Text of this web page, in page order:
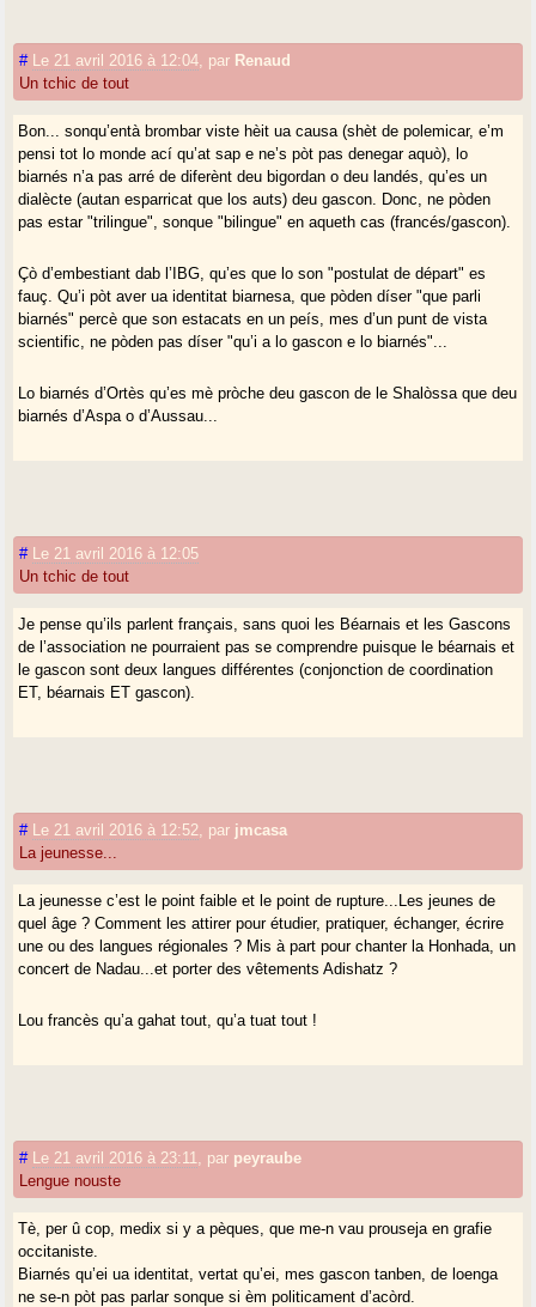
# Le 21 avril 2016 à 12:04 par Renaud
Un tchic de tout
Bon... sonqu’entà brombar viste hèit ua causa (shèt de polemicar, e’m
pensi tot lo monde ací qu’at sap e ne’s pòt pas denegar aquò), lo
biarnés n’a pas arré de diferènt deu bigordan o deu landés, qu’es un
dialècte (autan esparricat que los auts) deu gascon. Donc, ne pòden
pas estar "trilingue", sonque "bilingue" en aqueth cas (francés/gascon).
Çò d’embestiant dab l’IBG, qu’es que lo son "postulat de départ" es
fauç. Qu’i pòt aver ua identitat biarnesa, que pòden díser "que parli
biarnés" percè que son estacats en un peís, mes d’un punt de vista
scientific, ne pòden pas díser "qu’i a lo gascon e lo biarnés"...
Lo biarnés d’Ortès qu’es mè pròche deu gascon de le Shalòssa que deu
biarnés d’Aspa o d’Aussau...
#
Le 21 avril 2016 à 12:05
Un tchic de tout
Je pense qu’ils parlent français, sans quoi les Béarnais et les Gascons
de l’association ne pourraient pas se comprendre puisque le béarnais et
le gascon sont deux langues différentes (conjonction de coordination
ET, béarnais ET gascon).
# Le 21 avril 2016 à 12:52 par jmcasa
La jeunesse...
La jeunesse c’est le point faible et le point de rupture...Les jeunes de
quel âge ? Comment les attirer pour étudier, pratiquer, échanger, écrire
une ou des langues régionales ? Mis à part pour chanter la Honhada, un
concert de Nadau...et porter des vêtements Adishatz ?
Lou francès qu’a gahat tout, qu’a tuat tout !
# Le 21 avril 2016 à 23:11 par peyraube
Lengue nouste
Tè, per û cop, medix si y a pèques, que me-n vau prouseja en grafie
occitaniste.
Biarnés qu’ei ua identitat, vertat qu’ei, mes gascon tanben, de loenga
ne se-n pòt pas parlar sonque si èm politicament d’acòrd.